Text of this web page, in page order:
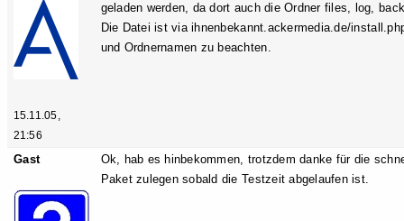
15.11.05,
21:56
geladen werden, da dort auch die Ordner files, log,
Die Datei ist via ihnenbekannt.ackermedia.de/
und Ordnernamen zu beachten.
Gast
Ok, hab es hinbekommen, trotzdem danke für die
Paket zulegen sobald die Testzeit abgelaufen ist.